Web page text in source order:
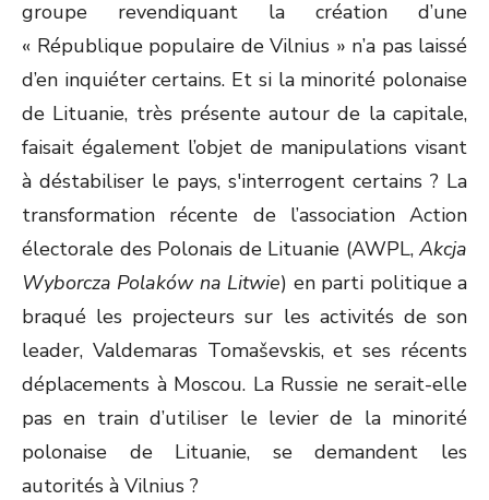
groupe revendiquant la création d’une
« République populaire de Vilnius » n’a pas laissé
d’en inquiéter certains. Et si la minorité polonaise
de Lituanie, très présente autour de la capitale,
faisait également l’objet de manipulations visant
à déstabiliser le pays, s'interrogent certains ? La
transformation récente de l’association Action
électorale des Polonais de Lituanie (AWPL, Akcja
Wyborcza Polaków na Litwie) en parti politique a
braqué les projecteurs sur les activités de son
leader, Valdemaras Tomaševskis, et ses récents
déplacements à Moscou. La Russie ne serait-elle
pas en train d’utiliser le levier de la minorité
polonaise de Lituanie, se demandent les
autorités à Vilnius ?